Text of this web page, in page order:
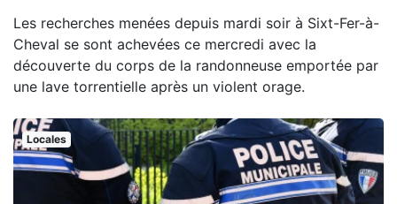
Les recherches menées depuis mardi soir à Sixt-Fer-à-
Cheval se sont achevées ce mercredi avec la
découverte du corps de la randonneuse emportée par
une lave torrentielle après un violent orage.
Locales